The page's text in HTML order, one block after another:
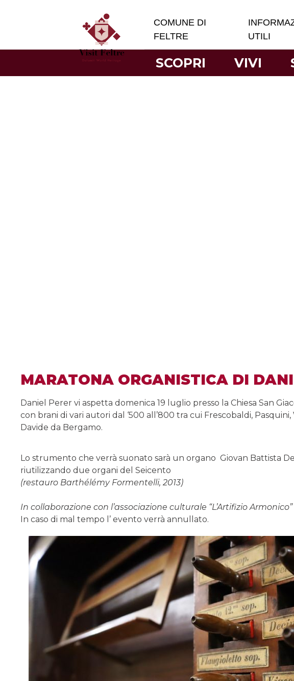
COMUNE DI
FELTRE
UTILI
SCOPRI VIVI
MARATONA ORGANISTICA DI
Daniel Perer vi aspetta domenica 19 luglio presso la Chiesa San
con brani di vari autori dal ‘500 all’800 tra cui Frescobaldi,
Davide da Bergamo.
Lo strumento che verrà suonato sarà un organo Giovan Battista
riutilizzando due organi del Seicento
(restauro Barthélémy Formentelli, 2013)
In collaborazione con l’associazione culturale “L’Artifizio Armonico”
In caso di mal tempo l’ evento verrà annullato.